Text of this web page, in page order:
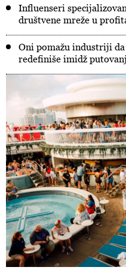
Influenseri
društvene mreže u
Oni pomažu industriji
redefiniše imidž